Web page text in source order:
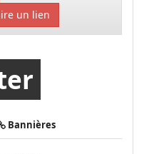
un lien
Bannières